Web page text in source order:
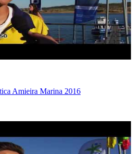
Amieira Marina 2016